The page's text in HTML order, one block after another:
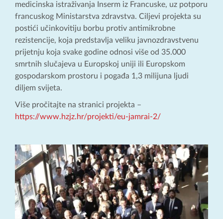
medicinska istraživanja Inserm iz Francuske, uz potporu
francuskog Ministarstva zdravstva. Ciljevi projekta su
postići učinkovitiju borbu protiv antimikrobne
rezistencije, koja predstavlja veliku javnozdravstvenu
prijetnju koja svake godine odnosi više od 35.000
smrtnih slučajeva u Europskoj uniji ili Europskom
gospodarskom prostoru i pogađa 1,3 milijuna ljudi
diljem svijeta.
Više pročitajte na stranici projekta –
https://www.hzjz.hr/projekti/eu-jamrai-2/